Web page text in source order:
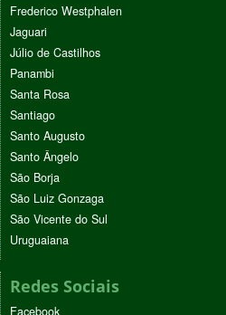
Frederico Westphalen
Jaguari
Júlio de Castilhos
Panambi
Santa Rosa
Santiago
Santo Augusto
Santo Ângelo
São Borja
São Luiz Gonzaga
São Vicente do Sul
Uruguaiana
Redes Sociais
Facebook